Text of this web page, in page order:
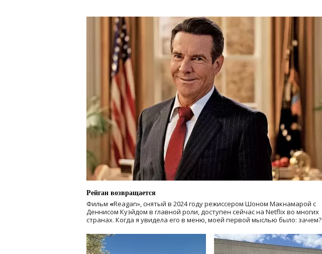
Рейган возвращается
Фильм «Reagan», снятый в 2024 годурежиссером Шоном Макнамарой с
Деннисом Куэйдом в главной роли, доступен сейчас на Netflix во многих
странах. Когда я увидела его в меню, моей первой мыслью было: зачем?